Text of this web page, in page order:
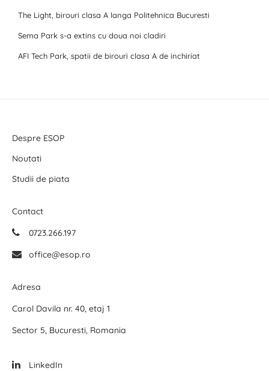
The Light, birouri clasa A langa Politehnica Bucuresti
Sema Park s-a extins cu doua noi cladiri
AFI Tech Park, spatii de birouri clasa A de inchiriat
Despre ESOP
Noutati
Studii de piata
Contact
0723.266.197
office@esop.ro
Adresa
Carol Davila nr. 40, etaj 1
Sector 5, Bucuresti, Romania
LinkedIn